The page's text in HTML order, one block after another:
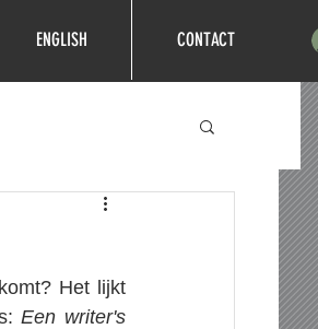
ENGLISH CONTACT
Het lijkt
Een writer's